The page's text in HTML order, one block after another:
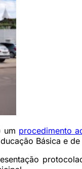
um procedimento
Básica e